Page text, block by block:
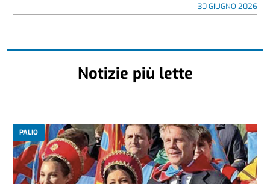
30 GIUGNO 2026
Notizie più lette
PALIO